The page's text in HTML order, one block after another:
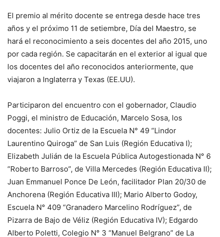
El premio al mérito docente se entrega desde hace tres
años y el próximo 11 de setiembre, Día del Maestro, se
hará el reconocimiento a seis docentes del año 2015, uno
por cada región. Se capacitarán en el exterior al igual que
los docentes del año reconocidos anteriormente, que
viajaron a Inglaterra y Texas (EE.UU).
Participaron del encuentro con el gobernador, Claudio
Poggi, el ministro de Educación, Marcelo Sosa, los
docentes: Julio Ortiz de la Escuela N° 49 “Lindor
Laurentino Quiroga” de San Luis (Región Educativa I);
Elizabeth Julián de la Escuela Pública Autogestionada N° 6
“Roberto Barroso”, de Villa Mercedes (Región Educativa II);
Juan Emmanuel Ponce De León, facilitador Plan 20/30 de
Anchorena (Región Educativa III); Mario Alberto Godoy,
Escuela N° 409 “Granadero Marcelino Rodríguez”, de
Pizarra de Bajo de Véliz (Región Educativa IV); Edgardo
Alberto Poletti, Colegio N° 3 “Manuel Belgrano” de La